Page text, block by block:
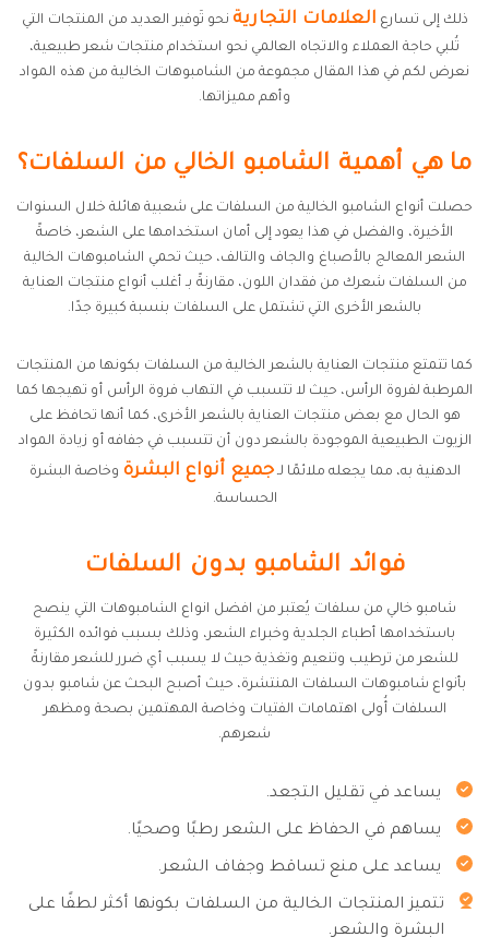
ذلك إلى تسارع العلامات التجارية نحو تَوفير العديد من المنتجات التي
تُلبي حاجة العملاء والاتجاه العالمي نحو استخدام منتجات شعر طبيعية،
نعرض لكم في هذا المقال مجموعة من الشامبوهات الخالية من هذه المواد
وأهم مميزاتها.
ما هي أهمية الشامبو الخالي من السلفات؟
حصلت أنواع الشامبو الخالية من السلفات على شعبية هائلة خلال السنوات
الأخيرة، والفضل في هذا يعود إلى أمان استخدامها على الشعر، خاصةً
الشعر المعالج بالأصباغ والجاف والتالف، حيث تحمي الشامبوهات الخالية
من السلفات شعرك من فقدان اللون، مقارنةً بـ أغلب أنواع منتجات العناية
بالشعر الأخرى التي تشتمل على السلفات بنسبة كبيرة جدًا.
كما تتمتع منتجات العناية بالشعر الخالية من السلفات بكونها من المنتجات
المرطبة لفروة الرأس، حيث لا تتسبب في التهاب فروة الرأس أو تهيجها كما
هو الحال مع بعض منتجات العناية بالشعر الأخرى، كما أنها تحافظ على
الزيوت الطبيعية الموجودة بالشعر دون أن تتسبب في جفافه أو زيادة المواد
الدهنية به، مما يجعله ملائمًا لـجميع أنواع البشرة وخاصة البشرة
الحساسة.
فوائد الشامبو بدون السلفات
شامبو خالي من سلفات يُعتبر من افضل انواع الشامبوهات التي ينصح
باستخدامها أطباء الجلدية وخبراء الشعر، وذلك بسبب فوائده الكثيرة
للشعر من ترطيب وتنعيم وتغذية حيث لا يسبب أي ضرر للشعر مقارنةً
بأنواع شامبوهات السلفات المنتشرة، حيث أصبح البحث عن شامبو بدون
السلفات أُولى اهتمامات الفتيات وخاصة المهتمين بصحة ومظهر
شعرهم.
يساعد في تقليل التجعد.
يساهم في الحفاظ على الشعر رطبًا وصحيًا.
يساعد على منع تساقط وجفاف الشعر.
تتميز المنتجات الخالية من السلفات بكونها أكثر لطفًا على
البشرة والشعر.